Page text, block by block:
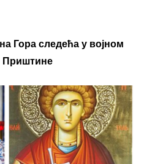
Гора следећа у војном
Приштине